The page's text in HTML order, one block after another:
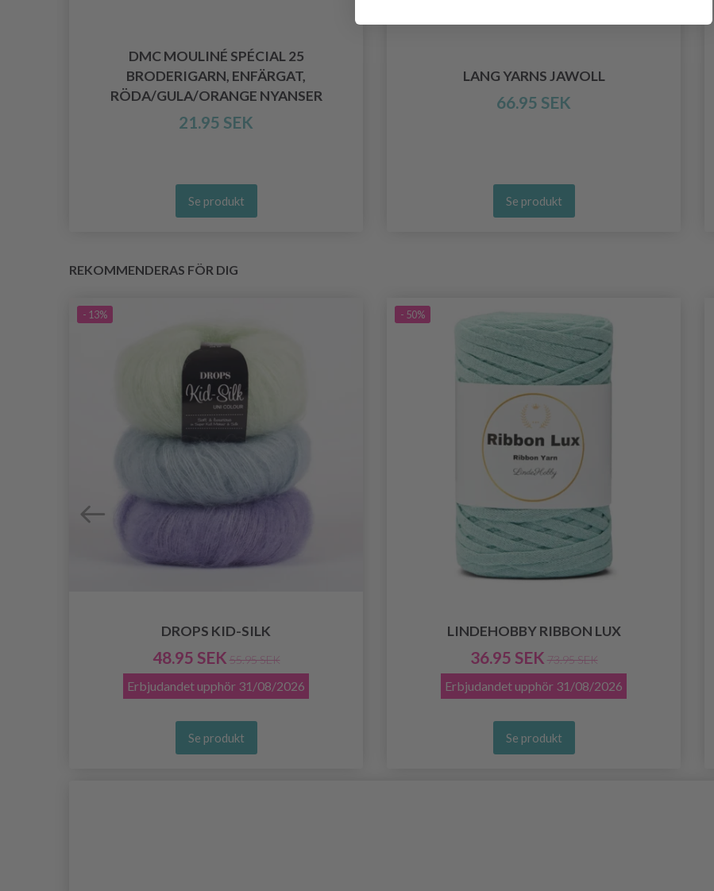
DMC MOULINÉ SPÉCIAL 25
BRODERIGARN, ENFÄRGAT,
RÖDA/GULA/ORANGE NYANSER
21.95 SEK
Se produkt
LANG YARNS JAWOLL
66.95 SEK
Se produkt
REKOMMENDERAS FÖR DIG
- 13%
DROPS KID-SILK
48.95 SEK 55.95 SEK
Erbjudandet upphör 31/08/2026
Se produkt
- 50%
LINDEHOBBY RIBBON LUX
36.95 SEK 73.95 SEK
Erbjudandet upphör 31/08/2026
Se produkt